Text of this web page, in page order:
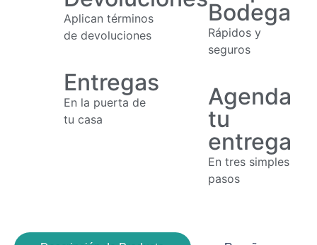
Aplican términos
de devoluciones
Bodega
Rápidos y
seguros
Entregas
En la puerta de
tu casa
Agenda
tu
entrega
En tres simples
pasos